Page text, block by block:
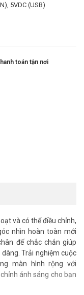
5VDC (USB)
toán tận nơi
và có thể điều chỉnh,
nhìn hoàn toàn mới
đế chắc chắn giúp
Trải nghiệm cuộc
màn hình rộng với
ánh sáng cho bạn